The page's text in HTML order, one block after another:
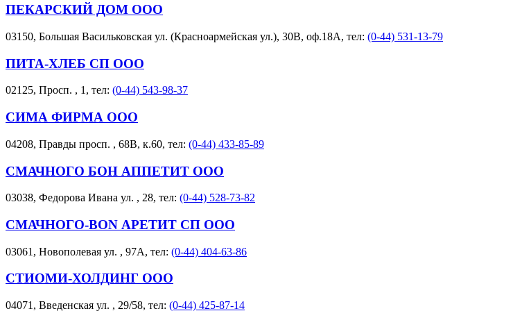
ПЕКАРСКИЙ ДОМ ООО
03150, Большая Васильковская ул. (Красноармейская ул.), 30В, оф.18А, тел: (0-44) 531-13-79
ПИТА-ХЛЕБ СП ООО
02125, Просп. , 1, тел: (0-44) 543-98-37
СИМА ФИРМА ООО
04208, Правды просп. , 68В, к.60, тел: (0-44) 433-85-89
СМАЧНОГО БОН АППЕТИТ ООО
03038, Федорова Ивана ул. , 28, тел: (0-44) 528-73-82
СМАЧНОГО-BON АРЕТИТ СП ООО
03061, Новополевая ул. , 97А, тел: (0-44) 404-63-86
СТИОМИ-ХОЛДИНГ ООО
04071, Введенская ул. , 29/58, тел: (0-44) 425-87-14